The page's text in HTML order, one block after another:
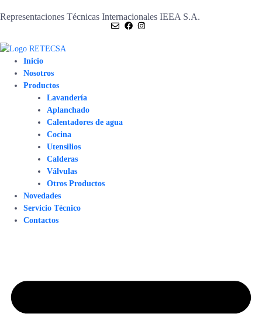
Representaciones Técnicas Internacionales IEEA S.A.
Inicio
Nosotros
Productos
Lavandería
Aplanchado
Calentadores de agua
Cocina
Utensilios
Calderas
Válvulas
Otros Productos
Novedades
Servicio Técnico
Contactos